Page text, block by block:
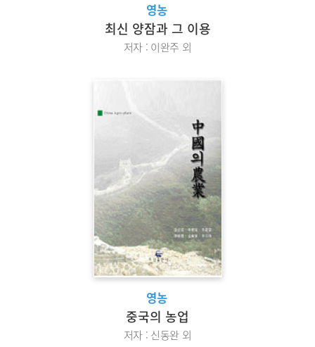
영농
최신 양잠과 그 이용
저자 : 이완주 외
영농
중국의 농업
저자 : 신동완 외